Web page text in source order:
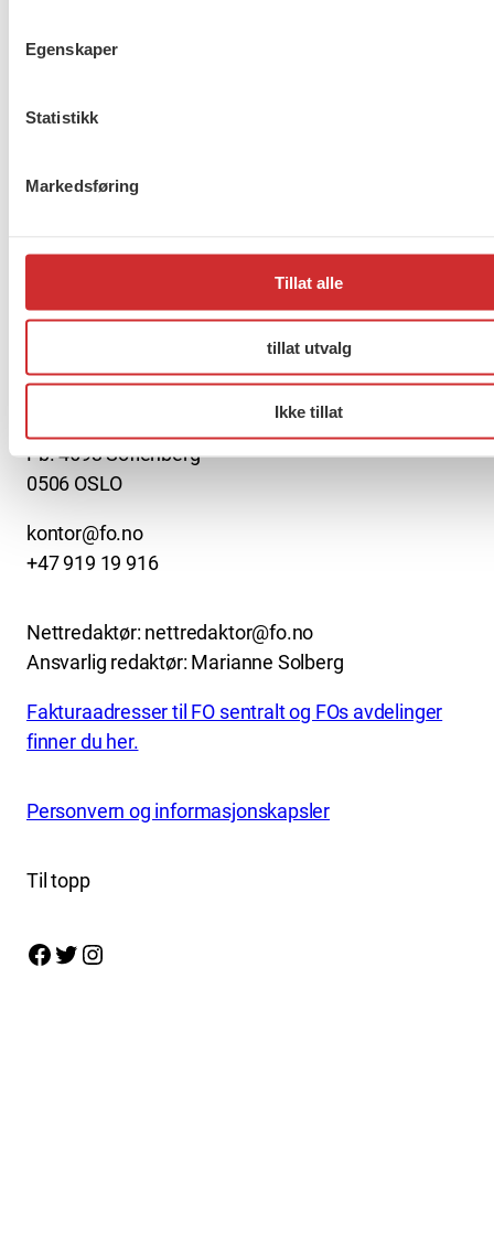
Egenskaper
Statistikk
Markedsføring
Tillat alle
tillat utvalg
Ikke tillat
Forrige 1 2 3 4 … 272 Neste
FO (Fellesorganisasjonen)
Pb. 4693 Sofienberg
0506 OSLO
kontor@fo.no
+47 919 19 916
Nettredaktør: nettredaktor@fo.no
Ansvarlig redaktør: Marianne Solberg
Fakturaadresser til FO sentralt og FOs avdelinger
finner du her.
Personvern og informasjonskapsler
Til topp
Facebook Twitter Instagram